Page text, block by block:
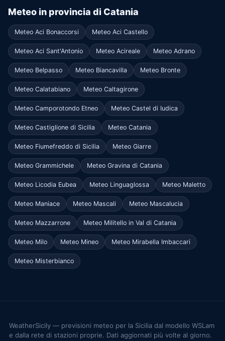
Meteo in provincia di Catania
Meteo Aci Bonaccorsi Meteo Aci Castello
Meteo Aci Sant'Antonio Meteo Acireale Meteo Adrano
Meteo Belpasso Meteo Biancavilla Meteo Bronte
Meteo Calatabiano Meteo Caltagirone
Meteo Camporotondo Etneo Meteo Castel di Iudica
Meteo Castiglione di Sicilia Meteo Catania
Meteo Fiumefreddo di Sicilia Meteo Giarre
Meteo Grammichele Meteo Gravina di Catania
Meteo Licodia Eubea Meteo Linguaglossa Meteo Maletto
Meteo Maniace Meteo Mascali Meteo Mascalucia
Meteo Mazzarrone Meteo Militello in Val di Catania
Meteo Milo Meteo Mineo Meteo Mirabella Imbaccari
Meteo Misterbianco
WeatherSicily — previsioni meteo per la Sicilia dal modello WSLam
e dalla rete di stazioni proprie. Dati aggiornati più volte al giorno.